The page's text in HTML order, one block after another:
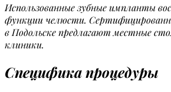
Использованные зубные импланты
функции челюсти.
в Подольске предлагают местные
клиники.
Специфика процедуры